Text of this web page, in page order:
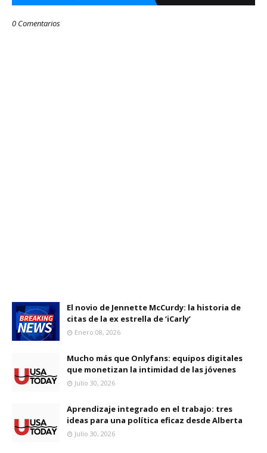
0 Comentarios
El novio de Jennette McCurdy: la historia de
citas de la ex estrella de ‘iCarly’
Enero 08, 2026
Mucho más que Onlyfans: equipos digitales
que monetizan la intimidad de las jóvenes
Julio 30, 2026
Aprendizaje integrado en el trabajo: tres
ideas para una política eficaz desde Alberta
Julio 30, 2026